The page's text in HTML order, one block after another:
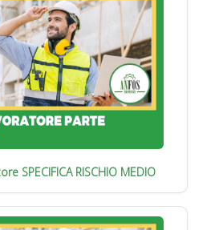
SPECIFICA RISCHIO MEDIO